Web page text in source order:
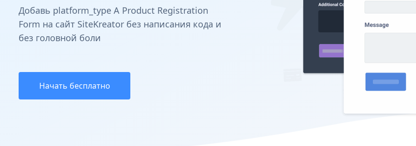
Добавь platform_type A Product Registration
Form на сайт SiteKreator без написания кода и
без головной боли
Начать бесплатно